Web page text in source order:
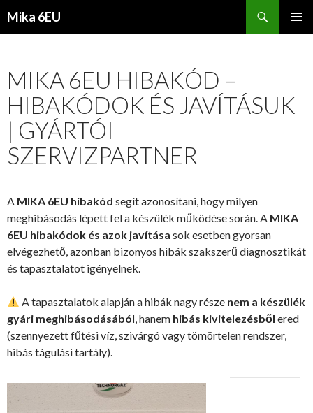
Mika 6EU
MIKA 6EU HIBAKÓD –
HIBAKÓDOK ÉS JAVÍTÁSUK
| GYÁRTÓI
SZERVIZPARTNER
A MIKA 6EU hibakód segít azonosítani, hogy milyen
meghibásodás lépett fel a készülék működése során. A MIKA
6EU hibakódok és azok javítása sok esetben gyorsan
elvégezhető, azonban bizonyos hibák szakszerű diagnosztikát
és tapasztalatot igényelnek.
A tapasztalatok alapján a hibák nagy része nem a készülék
gyári meghibásodásából, hanem hibás kivitelezésből ered
(szennyezett fűtési víz, szivárgó vagy tömörtelen rendszer,
hibás tágulási tartály).